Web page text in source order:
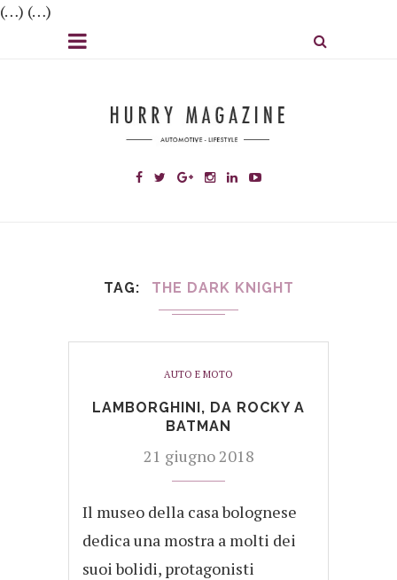
(…) (…)
TAG THE DARK KNIGHT
AUTO E MOTO
LAMBORGHINI, DA ROCKY A
BATMAN
21 giugno 2018
Il museo della casa bolognese
dedica una mostra a molti dei
suoi bolidi, protagonisti